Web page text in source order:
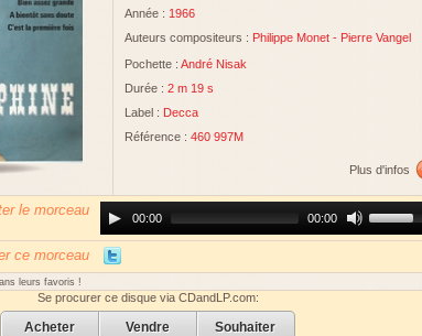
Année : 1966
Auteurs compositeurs : Philippe Monet - Pierre Vangel
Pochette : André Nisak
Durée : 2 m 19 s
Label : Decca
Référence : 460 997M
Plus d'infos
le morceau
Player00:00 00:00
Up/Down
Arrow
increase
or
ce morceau
leurs favoris !
Se procurer ce disque via CDandLP.com:
Acheter Vendre Souhaiter